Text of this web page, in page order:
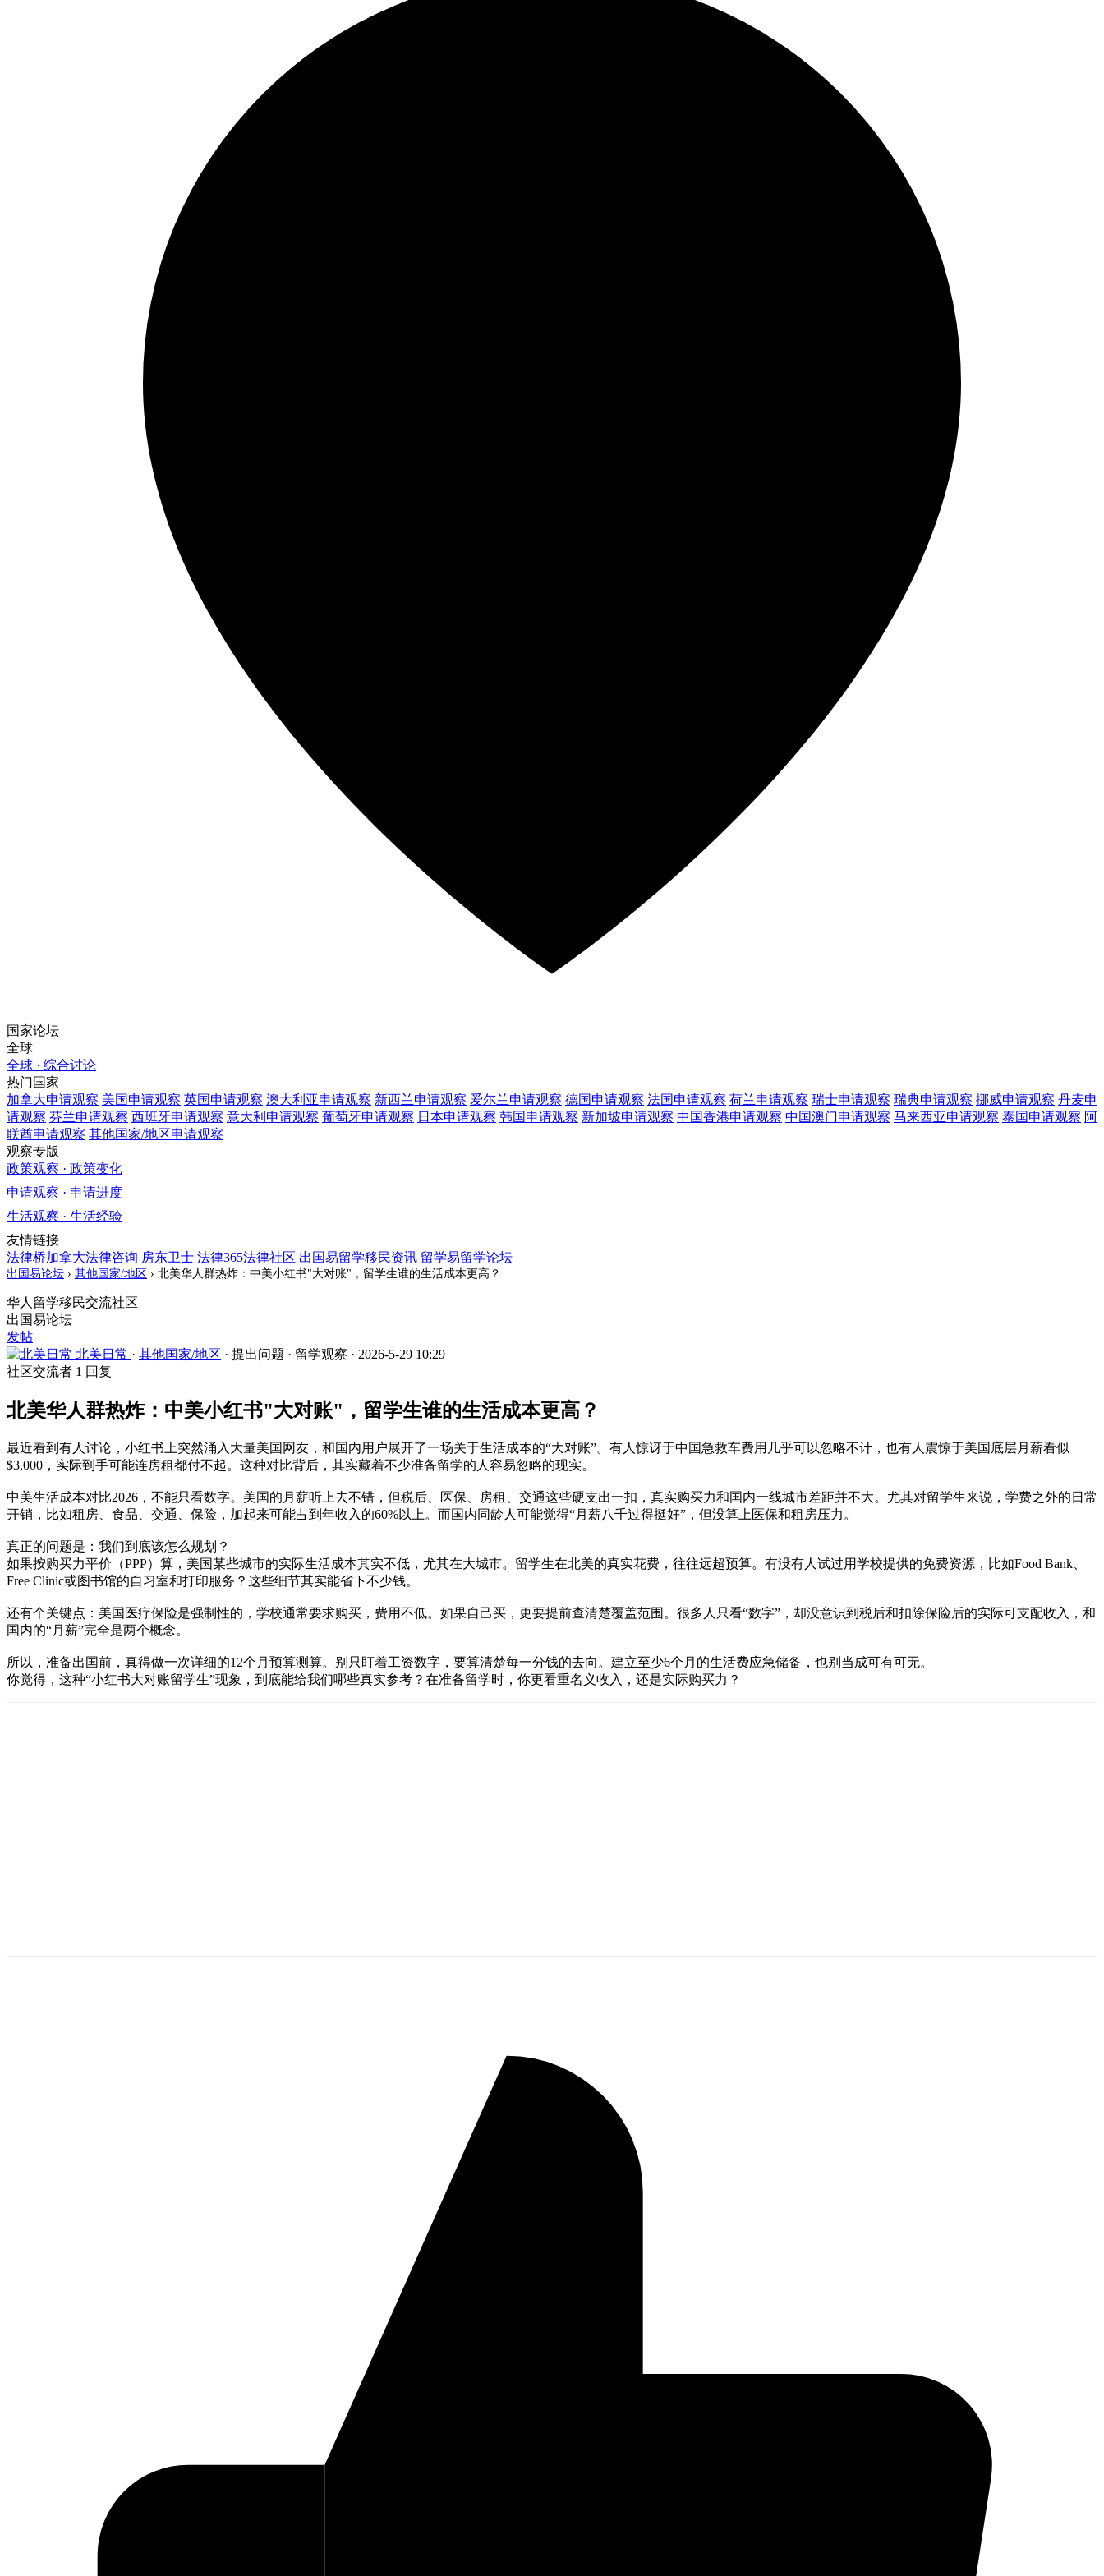
国家论坛
全球
全球 · 综合讨论
热门国家
加拿大申请观察 美国申请观察 英国申请观察 澳大利亚申请观察 新西兰申请观察 爱尔兰申请观察 德国申请观察 法国申请观察 荷兰申请观察 瑞士申请观察 瑞典申请观察 挪威申请观察 丹麦申
请观察 芬兰申请观察 西班牙申请观察 意大利 申请观察 葡萄牙申请观察 日本申请观察 韩国申请观察 新加坡申请观察 中国香港申请观察 中国澳门申请观察 马来西亚申请观察 泰国申请观察 阿
联酋申请观察 其他国家/地区申请观察
观察专版
政策观察 · 政策变化
申请观察 · 申请进度
生活观察 · 生活经验
友情链接
法律桥加拿大法律咨询 房东卫士 法律365法律社区 出国易留学移民资讯 留学易留学论坛
出国易论坛 › 其他国家/地区 › 北美华人群热炸：中美小红书"大对账"，留学生谁的生活成本更高？
华人留学移民交流社区
出国易论坛
发帖
北美日常 · 其他国家/地区 · 提出问题 · 留学观察 · 2026-5-29 10:29
社区交流者 1 回复
北美华人群热炸：中美小红书"大对账"，留学生谁的生活成本更高？
最近看到有人讨论，小红书上突然涌入大量美国网友，和国内用户展开了一场关于生活成本的“大对账”。有人惊讶于中国急救车费用几乎可以忽略不计，也有人震惊于美国底层月薪看似
$3,000，实际到手可能连房租都付不起。这种对比背后，其实藏着不少准备留学的人容易忽略的现实。
中美生活成本对比2026，不能只看数字。美国的月薪听上去不错，但税后、医保、房租、交通这些硬支出一扣，真实购买力和国内一线城市差距并不大。尤其对留学生来说，学费之外的日常
开销，比如租房、食品、交通、保险，加起来可能占到年收入的60%以上。而国内同龄人可能觉得“月薪八千过得挺好”，但没算上医保和租房压力。
真正的问题是：我们到底该怎么规划？
如果按购买力平价（PPP）算，美国某些城市的实际生活成本其实不低，尤其在大城市。留学生在北美的真实花费，往往远超预算。有没有人试过用学校提供的免费资源，比如Food Bank、
Free Clinic或图书馆的自习室和打印服务？这些细节其实能省下不少钱。
还有个关键点：美国医疗保险是强制性的，学校通常要求购买，费用不低。如果自己买，更要提前查清楚覆盖范围。很多人只看“数字”，却没意识到税后和扣除保险后的实际可支配收入，和
国内的“月薪”完全是两个概念。
所以，准备出国前，真得做一次详细的12个月预算测算。别只盯着工资数字，要算清楚每一分钱的去向。建立至少6个月的生活费应急储备，也别当成可有可无。
你觉得，这种“小红书大对账留学生”现象，到底能给我们哪些真实参考？在准备留学时，你更看重名义收入，还是实际购买力？